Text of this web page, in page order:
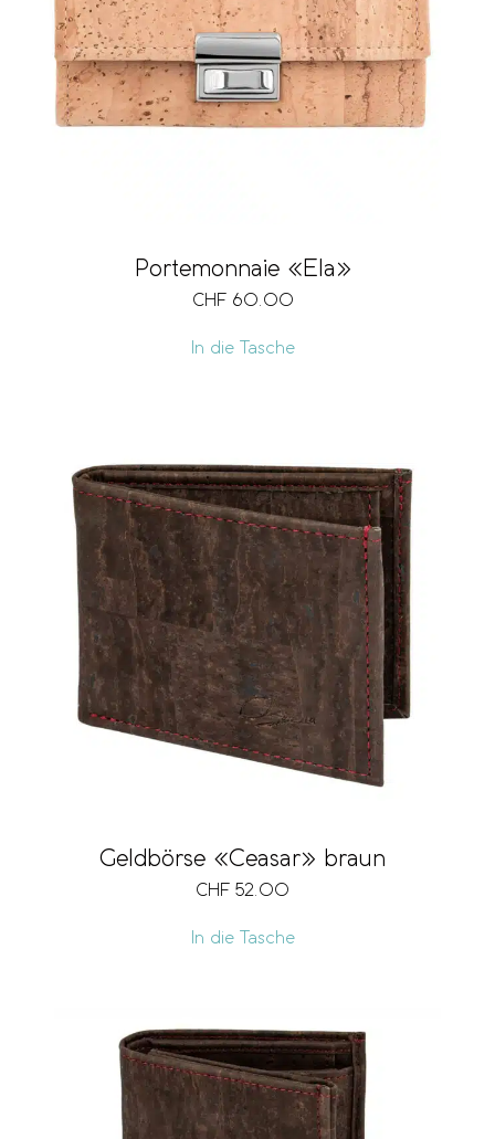
Portemonnaie «Ela»
CHF 60.00
In die Tasche
Geldbörse «Ceasar» braun
CHF 52.00
In die Tasche